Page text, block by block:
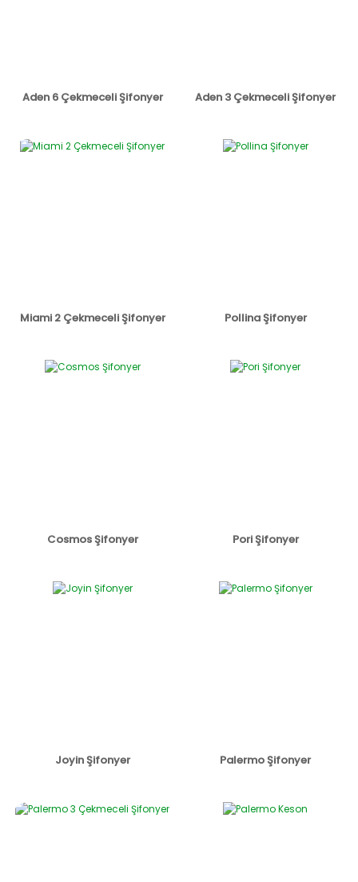
Aden 6 Çekmeceli Şifonyer Aden 3 Çekmeceli Şifonyer
Miami 2 Çekmeceli Şifonyer Pollina Şifonyer
Cosmos Şifonyer Pori Şifonyer
Joyin Şifonyer Palermo Şifonyer